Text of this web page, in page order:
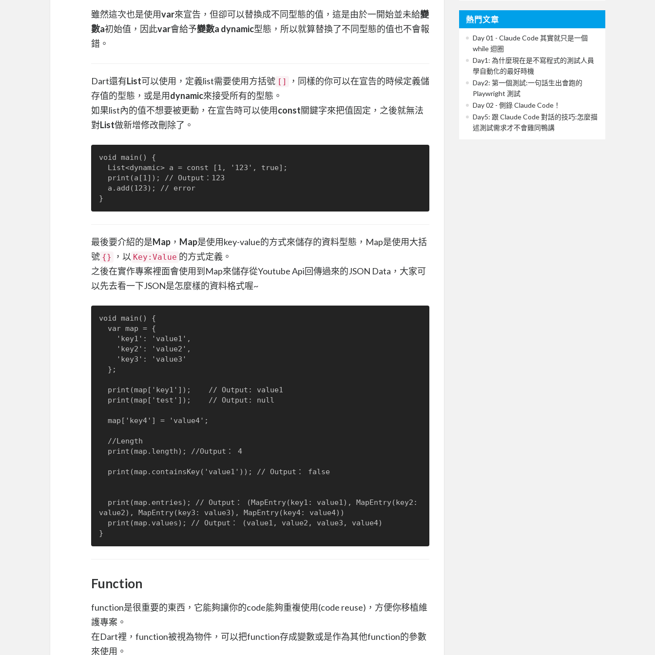
雖然這次也是使用var來宣告，但卻可以替換成不同型態的值，這是由於一開始並未給變
數a初始值，因此var會給予變數a dynamic型態，所以就算替換了不同型態的值也不會報
錯。
Dart還有List可以使用，定義list需要使用方括號 []
，同樣的你可以在宣告的時候定義儲
存值的型態，或是用dynamic來接受所有的型態。
如果list內的值不想要被更動，在宣告時可以使用const關鍵字來把值固定，之後就無法
對List做新增修改刪除了。
void main() {
最後要介紹的是Map ， Map是使用key-value的方式來儲存的資料型態，Map是使用大括
號 {} ，以 Key:Value 的方式定義。
之後在實作專案裡面會使用到Map來儲存從Youtube Api回傳過來的JSON Data，大家可
以先去看一下JSON是怎麼樣的資料格式喔~
void main() {
value2), MapEntry(key3: value3), MapEntry(key4: value4))
Function
function是很重要的東西，它能夠讓你的code能夠重複使用(code reuse)，方便你移植維
護專案。
在Dart裡，function被視為物件，可以把function存成變數或是作為其他function的參數
來使用。
熱門文章
Day 01 - Claude Code 其實就只是一個
while 迴圈
Day1: 為什麼現在是不寫程式的測試人員
學自動化的最好時機
Day2: 第一個測試:一句話生出會跑的
Playwright 測試
Day 02 - 側錄 Claude Code！
Day5: 跟 Claude Code 對話的技巧:怎麼描
述測試需求才不會雞同鴨講